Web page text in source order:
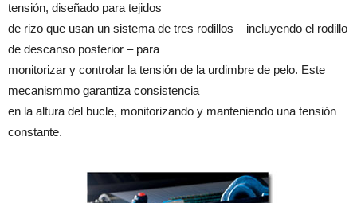
tensión, diseñado para tejidos
de rizo que usan un sistema de tres rodillos – incluyendo el rodillo
de descanso posterior – para
monitorizar y controlar la tensión de la urdimbre de pelo. Este
mecanismmo garantiza consistencia
en la altura del bucle, monitorizando y manteniendo una tensión
constante.